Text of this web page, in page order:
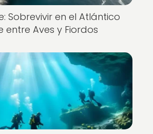
Sobrevivir en el Atlántico
entre Aves y Fiordos